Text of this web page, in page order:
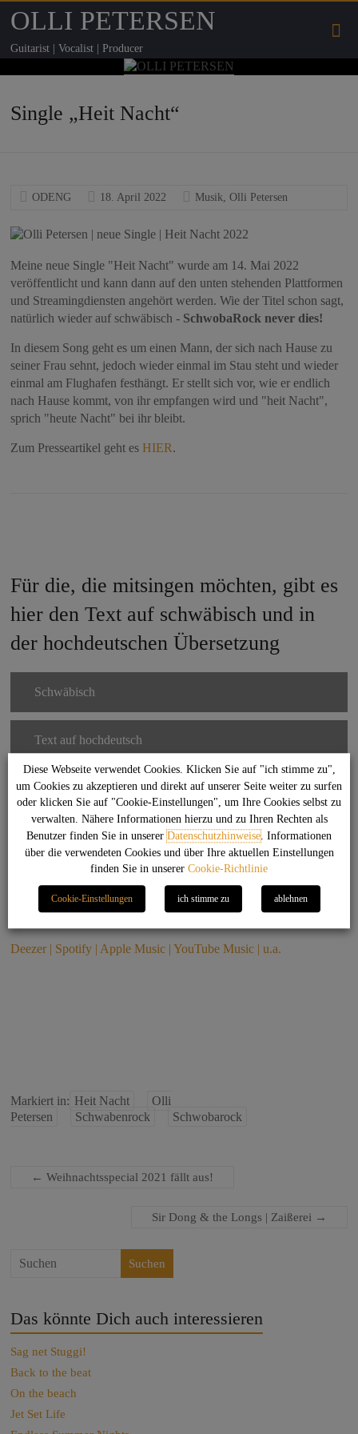
OLLI PETERSEN
Guitarist | Vocalist | Producer
Single „Heit Nacht“
ODENG 18. April 2022 Musik,Olli Petersen
Meine neue Single "Heit Nacht" wurde am 14. Mai 2022
veröffentlicht und kann dann auf den unten stehenden Plattformen
und Streamingdiensten angehört werden. Wie der Titel schon sagt,
natürlich wieder auf schwäbisch - SchwobaRock never dies!
In diesem Song geht es um einen Mann, der sich nach Hause zu
seiner Frau sehnt, jedoch wieder einmal im Stau steht und wieder
einmal am Flughafen festhängt. Er stellt sich vor, wie er endlich
nach Hause kommt, von ihr empfangen wird und "heit Nacht",
sprich "heute Nacht" bei ihr bleibt.
Zum Presseartikel geht esHIER.
Für die, die mitsingen möchten, gibt es
hier den Text auf schwäbisch und in
der hochdeutschen Übersetzung
Schwäbisch
Text auf hochdeutsch
(c) Texte und Musik by Olli Petersen 2022 - all rights reserved!
Deezer | Spotify | Apple Music | YouTube Music | u.a.
Markiert in: Heit Nacht
Olli
Petersen
Schwabenrock Schwobarock
← Weihnachtsspecial 2021 fällt aus!
Sir Dong & the Longs | Zaißerei →
Suchen
Das könnte Dich auch interessieren
Sag net Stuggi!
Back to the beat
On the beach
Jet Set Life
Diese Webseite verwendet Cookies. Klicken Sie auf "ich stimme zu",
um Cookies zu akzeptieren und direkt auf unserer Seite weiter zu surfen
oder klicken Sie auf "Cookie-Einstellungen", um Ihre Cookies selbst zu
verwalten. Nähere Informationen hierzu und zu Ihren Rechten als
Benutzer finden Sie in unsererDatenschutzhinweise. Informationen
über die verwendeten Cookies und über Ihre aktuellen Einstellungen
finden Sie in unserer Cookie-Richtlinie
Cookie-Einstellungen ich stimme zu ablehnen